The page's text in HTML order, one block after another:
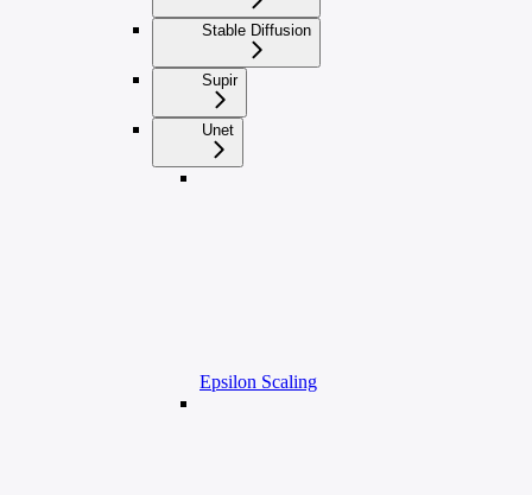
Stable Diffusion
Supir
Unet
Epsilon Scaling